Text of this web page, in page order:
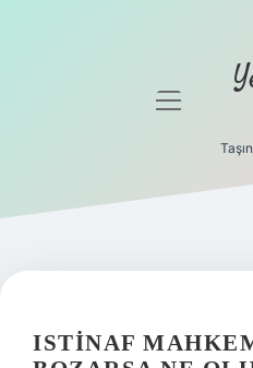
Gizlilik
Hakkımızda
menüyü
ISTINAF